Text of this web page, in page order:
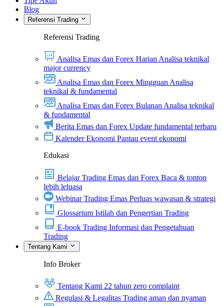
Blog
Referensi Trading
Referensi Trading
Analisa Emas dan Forex Harian Analisa teknikal
major currency
Analisa Emas dan Forex Mingguan Analisa
teknikal & fundamental
Analisa Emas dan Forex Bulanan Analisa teknikal
& fundamental
Berita Emas dan Forex Update fundamental terbaru
Kalender Ekonomi Pantau event ekonomi
Edukasi
Belajar Trading Emas dan Forex Baca & tonton
lebih leluasa
Webinar Trading Emas Perluas wawasan & strategi
Glossarium Istilah dan Pengertian Trading
E-book Trading Informasi dan Pengetahuan
Trading
Tentang Kami
Info Broker
Tentang Kami 22 tahun zero complaint
Regulasi & Legalitas Trading aman dan nyaman